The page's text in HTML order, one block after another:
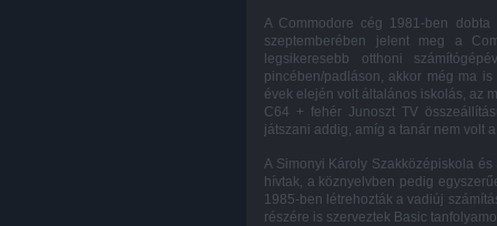
A Commodore cég 1981-ben
szeptemberében jelent meg a
legsikeresebb otthoni
pincében/padláson, akkor még ma
évek elején volt általános iskolás, az
C64 + fehér Junoszt TV
játszani addig, amíg a tanár nem volt
A Simonyi Károly Szakközépiskola
hívtak, a köznyelvben pedig
1985-ben létrehozták a vadiúj
részére is szerveztek Basic